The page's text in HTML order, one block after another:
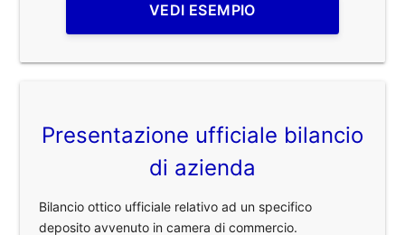
VEDI ESEMPIO
Presentazione ufficiale bilancio
di azienda
Bilancio ottico ufficiale relativo ad un specifico
deposito avvenuto in camera di commercio.